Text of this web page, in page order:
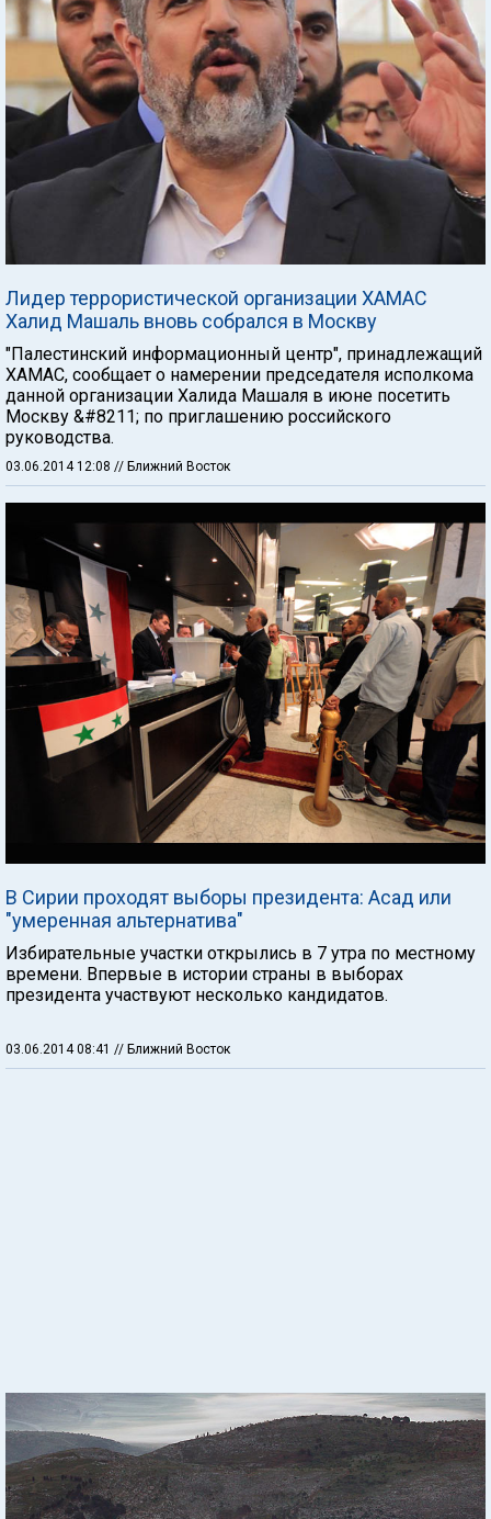
Лидер террористической организации ХАМАС
Халид Машаль вновь собрался в Москву
"Палестинский информационный центр", принадлежащий
ХАМАС, сообщает о намерении председателя исполкома
данной организации Халида Машаля в июне посетить
Москву &#8211; по приглашению российского
руководства.
03.06.2014 12:08 // Ближний Восток
В Сирии проходят выборы президента: Асад или
"умеренная альтернатива"
Избирательные участки открылись в 7 утра по местному
времени. Впервые в истории страны в выборах
президента участвуют несколько кандидатов.
03.06.2014 08:41 // Ближний Восток